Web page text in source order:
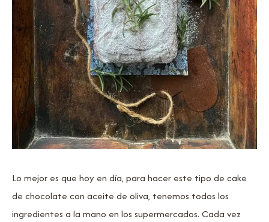
Lo mejor es que hoy en día, para hacer este tipo de cake
de chocolate con aceite de oliva, tenemos todos los
ingredientes a la mano en los supermercados. Cada vez